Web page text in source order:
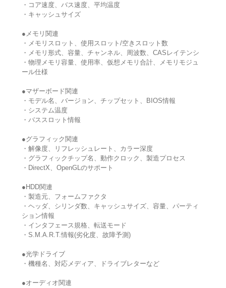
・コア速度、バス速度、平均温度
・キャッシュサイズ
●メモリ関連
・メモリスロット、使用スロット/空きスロット数
・メモリ形式、容量、チャンネル、周波数、CASレイテンシ
・物理メモリ容量、使用率、仮想メモリ合計、メモリモジュ
ール仕様
●マザーボード関連
・モデル名、バージョン、チップセット、BIOS情報
・システム温度
・バススロット情報
●グラフィック関連
・解像度、リフレッシュレート、カラー深度
・グラフィックチップ名、動作クロック、製造プロセス
・DirectX、OpenGLのサポート
●HDD関連
・製造元、フォームファクタ
・ヘッダ、シリンダ数、キャッシュサイズ、容量、パーティ
ション情報
・インタフェース規格、転送モード
・S.M.A.R.T.情報(劣化度、故障予測)
●光学ドライブ
・機種名、対応メディア、ドライブレターなど
●オーディオ関連